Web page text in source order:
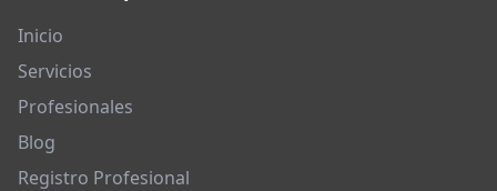
Inicio
Servicios
Profesionales
Blog
Registro Profesional